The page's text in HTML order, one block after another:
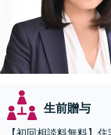
生前贈与